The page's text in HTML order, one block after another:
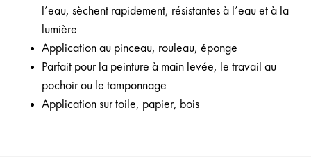
l’eau, sèchent rapidement, résistantes à l’eau et à la
lumière
Application au pinceau, rouleau, éponge
Parfait pour la peinture à main levée, le travail au
pochoir ou le tamponnage
Application sur toile, papier, bois